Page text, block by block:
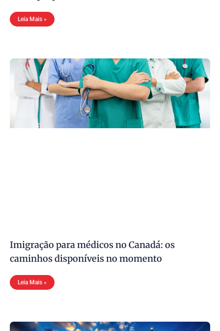
Leia Mais »
Imigração para médicos no Canadá: os
caminhos disponíveis no momento
Leia Mais »